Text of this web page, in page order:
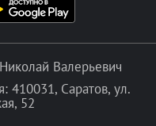
Валерьевич
410031, Саратов, ул.
52